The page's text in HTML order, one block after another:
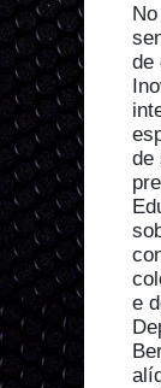
de
de
e